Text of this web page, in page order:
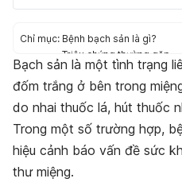
Chỉ mục: Bệnh bạch sản là gì?
Triệu chứng thường gặp
Nguyên nhân gây bệnh
Bệnh bạch sản miệng:
Chế độ sinh hoạt phù hợp
Bạch sản là một tình trạng
đốm trắng ở bên trong
do nhai thuốc lá, hút thuốc
Trong một số trường hợp,
hiệu cảnh báo vấn đề sức
thư miệng.